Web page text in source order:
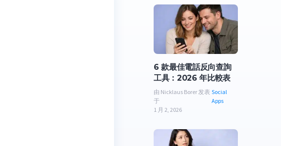
6 款最佳電話反向查詢
工具：2026 年比較表
由 Nicklaus Borer 发表
于
Social
Apps
1 月 2, 2026